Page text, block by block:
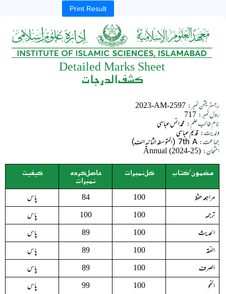
Print Result
Detailed Marks Sheet
کشف الدرجات
رجسٹریشن نمبر: 2023-AM-2597
رول نمبر: 717
نام طالب علم: محمد انس عباسی
ولدیت: قدیم عباسی
جماعت: 7th A (المتوسطہ الثانیہ الف)
امتحان: Annual (2024-25)
مضمون/کتاب کل نمبرات حاصل کردہ
نمبرات
کیفیت
مراجعہ حفظ 100
84
پاس
ترجمہ
100
100
پاس
الحدیث
100
89
پاس
الفقہ
100
89
پاس
الصرف
100
89
پاس
النحو
100
99
پاس